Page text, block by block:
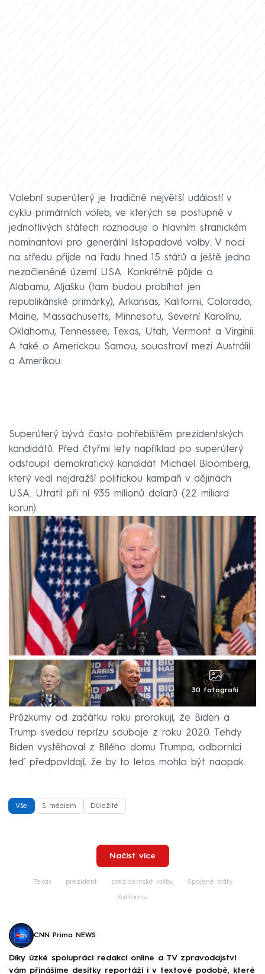
Volební superúterý je tradičně největší událostí v
cyklu primárních voleb, ve kterých se postupně v
jednotlivých státech rozhoduje o hlavním stranickém
nominantovi pro generální listopadové volby. V noci
na středu přijde na řadu hned 15 států a ještě jedno
nezačleněné území USA. Konkrétně půjde o
Alabamu, Aljašku (tam budou probíhat jen
republikánské primárky), Arkansas, Kalifornii, Colorado,
Maine, Massachusetts, Minnesotu, Severní Karolínu,
Oklahomu, Tennessee, Texas, Utah, Vermont a Virginii.
A také o Americkou Samou, souostroví mezi Austrálií
a Amerikou.
Superúterý bývá často pohřebištěm prezidentských
kandidátů. Před čtyřmi lety například po superúterý
odstoupil demokratický kandidát Michael Bloomberg,
který vedl nejdražší politickou kampaň v dějinách
USA. Utratil při ní 935 milionů dolarů (22 miliard
korun).
30 fotografií
Průzkumy od začátku roku prorokují, že Biden a
Trump svedou reprízu souboje z roku 2020. Tehdy
Biden vystěhoval z Bílého domu Trumpa, odborníci
teď předpovídají, že by to letos mohlo být naopak.
Vše S médiem Důležité
Načíst více
Texas prezident prezidentské volby Spojené státy
Kalifornie
CNN Prima NEWS
Díky úzké spolupráci redakcí online a TV zpravodajství
vám přinášíme desítky reportáží i v textové podobě, které